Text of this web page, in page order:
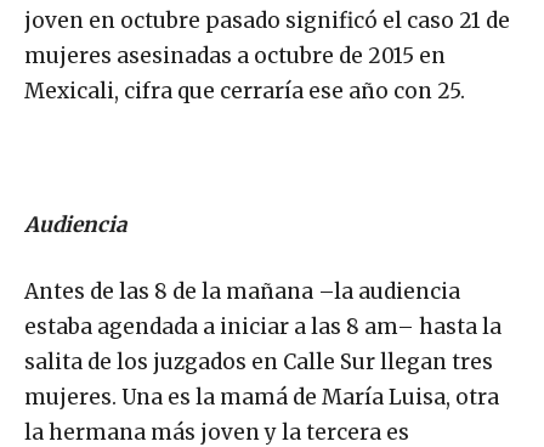
joven en octubre pasado significó el caso 21 de
mujeres asesinadas a octubre de 2015 en
Mexicali, cifra que cerraría ese año con 25.
Audiencia
Antes de las 8 de la mañana –la audiencia
estaba agendada a iniciar a las 8 am– hasta la
salita de los juzgados en Calle Sur llegan tres
mujeres. Una es la mamá de María Luisa, otra
la hermana más joven y la tercera es